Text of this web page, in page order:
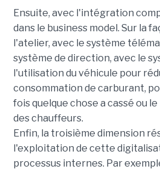
Ensuite, avec l'intégration
dans le business model. Sur la
l'atelier, avec le système
système de direction, avec le
l'utilisation du véhicule pour
consommation de carburant,
fois quelque chose a cassé ou
des chauffeurs.
Enfin, la troisième dimension
l'exploitation de cette
processus internes. Par